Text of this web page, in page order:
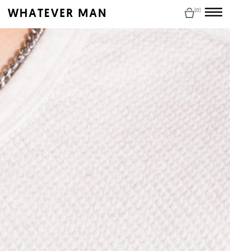
WHATEVER MAN (0)